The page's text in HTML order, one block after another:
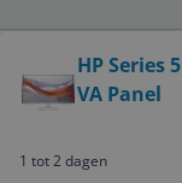
HP Series
VA Panel
1 tot 2 dagen
Service
Algemeen